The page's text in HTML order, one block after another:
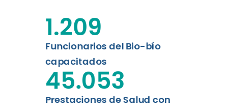
Funcionarios del Bio-bío
capacitados
1.209
Prestaciones de Salud con
45.053